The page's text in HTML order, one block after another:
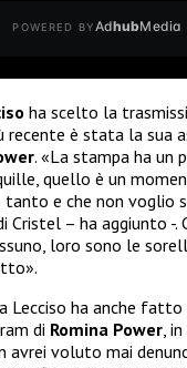
POWERED BYAdhubMedia
ha scelto la
recente è stata la sua
. «La stampa ha un
quello è un
e che non voglio
– ha aggiunto -.
loro sono le
Lecciso ha anche fatto
di Romina Power ,
avrei voluto mai